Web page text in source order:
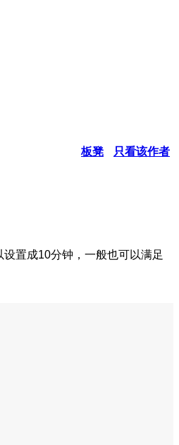
板凳 只看该作者
置成10分钟，一般也可以满足